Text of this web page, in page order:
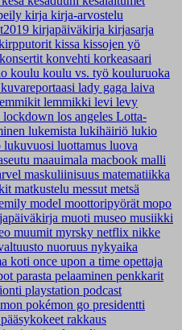
kirja kirja-arvostelu
kirjapäiväkirja kirjasarja
kissa kissojen yö
konsertit konvehti korkeasaari
koulu koulu vs. työ kouluruoka
kuvareportaasi lady gaga laiva
lemmikki levi levy
lockdown los angeles Lotta-
lukemista lukihäiriö lukio
lukuvuosi luottamus luova
maauimala macbook malli
maskuliinisuus matematiikka
matkustelu messut metsä
model moottoripyörät mopo
muoti museo musiikki
muumit myrsky netflix nikke
nuoruus nykyaika
koti once upon a time opettaja
parasta pelaaminen penkkarit
playstation podcast
pokémon go presidentti
pääsykokeet rakkaus